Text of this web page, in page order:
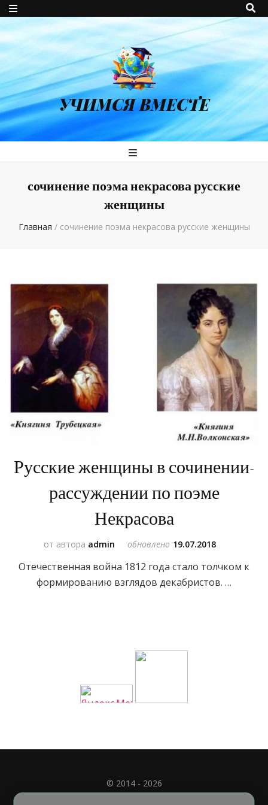
УЧИМСЯ ВМЕСТЕ
сочинение поэма некрасова русские
женщины
Главная / сочинение поэма некрасова русские женщины
Русские женщины в сочинении-
рассуждении по поэме
Некрасова
от автора admin обновлено 19.07.2018
Отечественная война 1812 года стало толчком к
формированию взглядов декабристов. …
© 2014 - 2026
Полное или частичное использование материала